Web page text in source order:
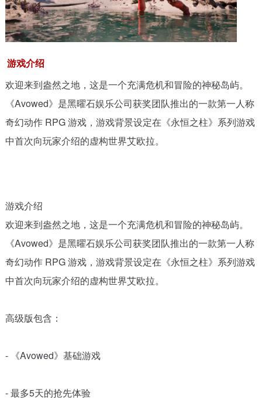
游戏介绍
欢迎来到盎然之地，这是一个充满危机和冒险的神秘岛屿。
《Avowed》是黑曜石娱乐公司获奖团队推出的一款第一人称
奇幻动作 RPG 游戏，游戏背景设定在《永恒之柱》系列游戏
中首次向玩家介绍的虚构世界艾欧拉。
游戏介绍
欢迎来到盎然之地，这是一个充满危机和冒险的神秘岛屿。
《Avowed》是黑曜石娱乐公司获奖团队推出的一款第一人称
奇幻动作 RPG 游戏，游戏背景设定在《永恒之柱》系列游戏
中首次向玩家介绍的虚构世界艾欧拉。
高级版包含：
- 《Avowed》基础游戏
- 最多5天的抢先体验